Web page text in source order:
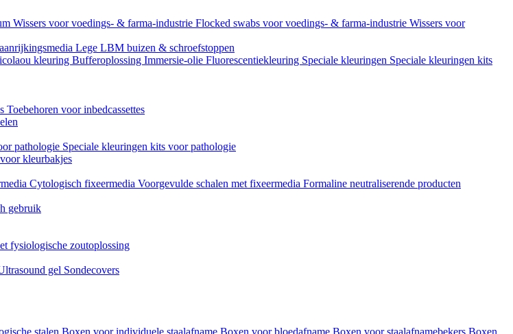
Wissers voor voedings- & farma-industrie Flocked swabs voor voedings- & farma-industrie Wissers voor
Lege LBM buizen & schroefstoppen
kleuring Bufferoplossing Immersie-olie Fluorescentiekleuring Speciale kleuringen Speciale kleuringen kits
Toebehoren voor inbedcassettes
pathologie Speciale kleuringen kits voor pathologie
kleurbakjes
Cytologisch fixeermedia Voorgevulde schalen met fixeermedia Formaline neutraliserende producten
gebruik
fysiologische zoutoplossing
gel Sondecovers
stalen Boxen voor individuele staalafname Boxen voor bloedafname Boxen voor staalafnamebekers Boxen